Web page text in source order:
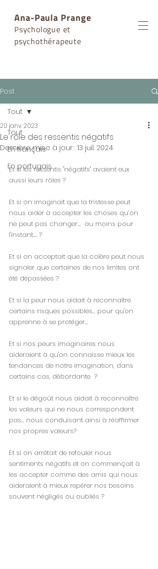
Ana-Paula Prange
Psychologue et
psychothérapeute
Post
Tout
En français
En portugais
Tout
Le rôle des ressentis négatifs
20 janv. 2023
Dernière mise à jour : 13 juil. 2024
Et si les ressentis "négatifs" avaient eux
aussi leurs rôles ?
Et si on imaginait que la tristesse peut
nous aider à accepter les choses qu’on
ne peut pas changer...  au moins pour
l'instant.... ?
Et si on acceptait que la colère peut nous
signaler que certaines de nos limites ont
été dépassées ?
Et si la peur nous aidait à reconnaître
certains risques possibles… pour qu'on
apprenne à se protéger...
Et si nos peurs imaginaires nous
aideraient à qu'on connaisse mieux les
tendances de notre imagination, dans
certains cas, débordante  ?
Et si le dégoût nous aidait à reconnaître
les valeurs qui ne nous correspondent
pas... nous conduisant ainsi à réaffirmer
nos propres valeurs?
Et si on arrêtait de refouler nous
sentiments négatifs et on commençait à
les accepter comme des amis qui nous
aideraient à mieux repérer nos besoins
souvent négligés ou oubliés ?